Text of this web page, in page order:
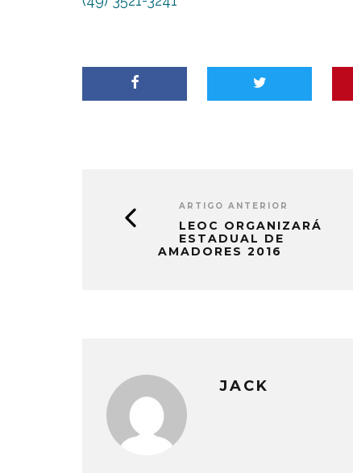
ARTIGO ANTERIOR
LEOC ORGANIZARÁ
ESTADUAL DE
AMADORES 2016
JACK